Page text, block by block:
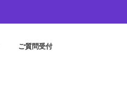
ご質問受付